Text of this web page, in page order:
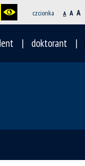
czcionka A A A
doktorant